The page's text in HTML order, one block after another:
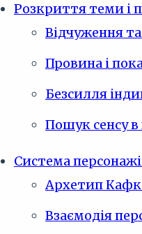
Розкриття теми і
Відчуження
Провина і
Безсилля
Пошук сенсу в
Система
Архетип
Взаємодія